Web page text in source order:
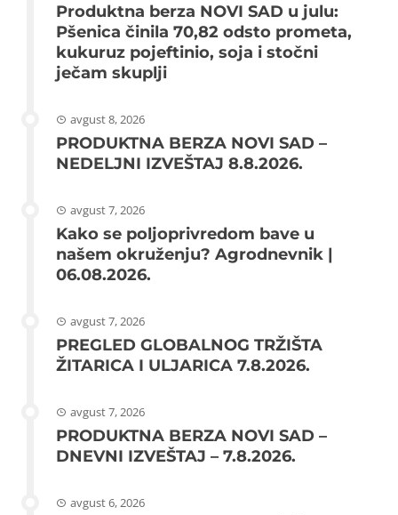
Produktna berza NOVI SAD u julu:
Pšenica činila 70,82 odsto prometa,
kukuruz pojeftinio, soja i stočni
ječam skuplji
avgust 8, 2026
PRODUKTNA BERZA NOVI SAD –
NEDELJNI IZVEŠTAJ 8.8.2026.
avgust 7, 2026
Kako se poljoprivredom bave u
našem okruženju? Agrodnevnik |
06.08.2026.
avgust 7, 2026
PREGLED GLOBALNOG TRŽIŠTA
ŽITARICA I ULJARICA 7.8.2026.
avgust 7, 2026
PRODUKTNA BERZA NOVI SAD –
DNEVNI IZVEŠTAJ – 7.8.2026.
avgust 6, 2026